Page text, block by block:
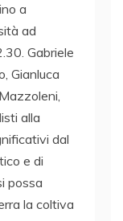
a
ad
Gabriele
Gianluca
alla
dal
e di
possa
la coltiva